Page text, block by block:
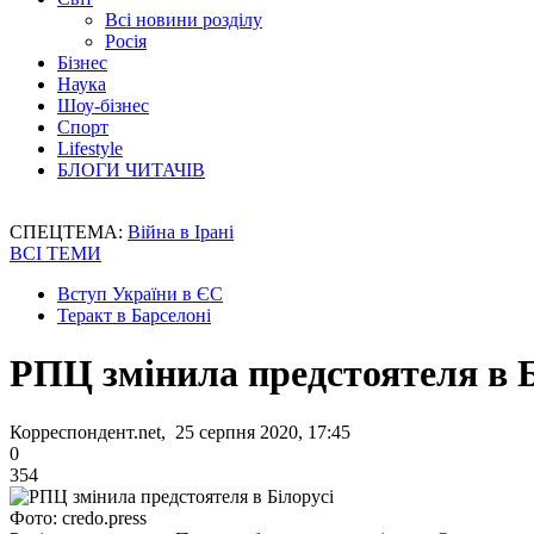
Всі новини розділу
Росія
Бізнес
Наука
Шоу-бізнес
Спорт
Lifestyle
БЛОГИ ЧИТАЧІВ
СПЕЦТЕМА: Війна в Ірані
ВСІ ТЕМИ
Вступ України в ЄС
Теракт в Барселоні
РПЦ змінила предстоятеля в
Корреспондент.net, 25 серпня 2020, 17:45
0
354
Фото: credo.press